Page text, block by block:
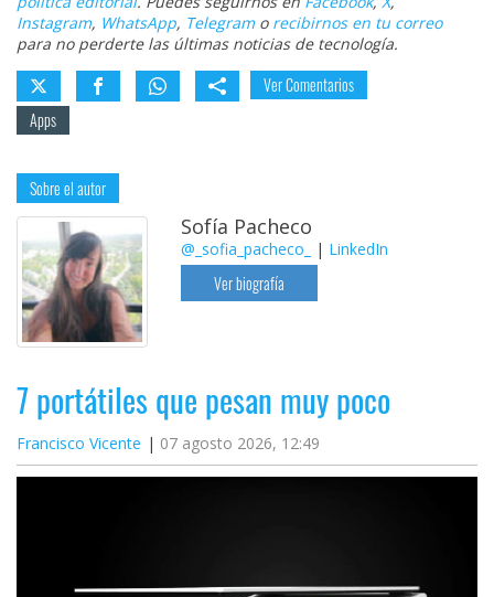
Instagram, WhatsApp, Telegramo recibirnos en tu correo
para no perderte las últimas noticias de tecnología.
Ver Comentarios
Apps
Sobre el autor
Sofía Pacheco
@_sofia_pacheco_ | LinkedIn
Ver biografía
7 portátiles que pesan muy poco
Francisco Vicente 07 agosto 2026, 12:49